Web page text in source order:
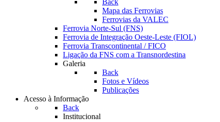
Back
Mapa das Ferrovias
Ferrovias da VALEC
Ferrovia Norte-Sul (FNS)
Ferrovia de Integração Oeste-Leste (FIOL)
Ferrovia Transcontinental / FICO
Ligação da FNS com a Transnordestina
Galeria
Back
Fotos e Vídeos
Publicações
Acesso à Informação
Back
Institucional